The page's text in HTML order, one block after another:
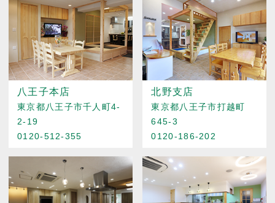
八王子本店
東京都八王子市千人町4-
2-19
0120-512-355
北野支店
東京都八王子市打越町
645-3
0120-186-202